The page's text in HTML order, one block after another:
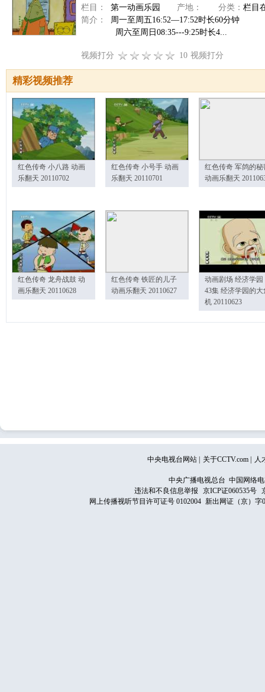
栏目：
第一动画乐园 产地： 分类： 栏目
简介：
周一至周五16:52—17:52时长60分钟
周六至周日08:35---9:25时长4...
视频打分 10 视频打分
精彩视频推荐
红色传奇 小八路 动画
乐翻天 20110702
红色传奇 小号手 动画
乐翻天 20110701
红色传奇 军鸽的秘
动画乐翻天
红色传奇 龙舟战鼓 动
画乐翻天 20110628
红色传奇 铁匠的儿子
动画乐翻天 20110627
动画剧场 经济学园
43集 经济学园的大
机 20110623
中央电视台网站 关于CCTV.com 人
中央广播电视总台 中国网络
违法和不良信息举报
京ICP证060535号
网上传播视听节目许可证号 0102004 新出网证（京）